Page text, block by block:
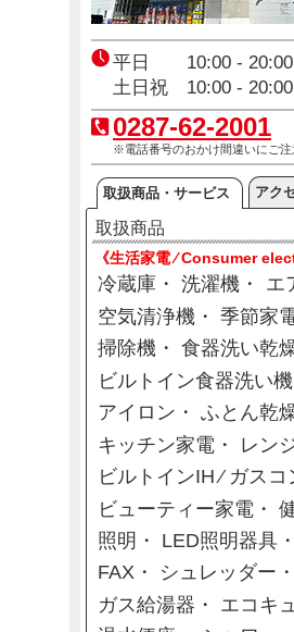
平日 10:00 - 20:00
土日祝 10:00 - 20:00
0287-62-2001
※電話番号のおかけ間違いにご注
取扱商品・サービス アク
取扱商品
《生活家電 ⁄ Consumer
冷蔵庫 洗濯機
エ
空気清浄機
季節家
掃除機
食器洗い乾
ビルトイン食器洗い機
アイロン
ふとん乾
キッチン家電
レン
ビルトインIH ⁄ ガスコ
ビューティー家電
照明
LED照明器具
FAX
シュレッダー
ガス給湯器
エコキ